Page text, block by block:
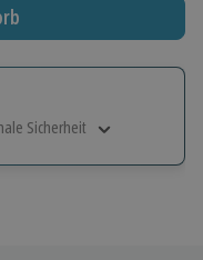
Sicherheit